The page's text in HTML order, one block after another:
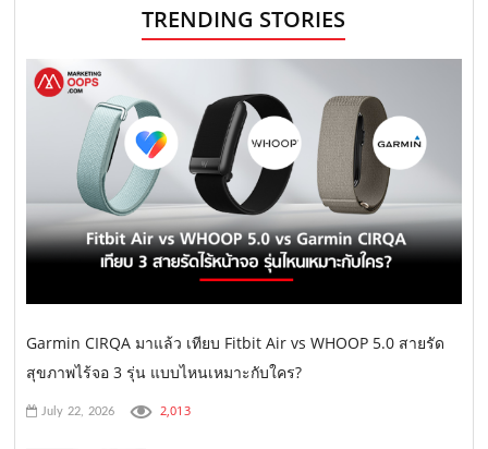
TRENDING STORIES
Garmin CIRQA มาแล้ว เทียบ Fitbit Air vs WHOOP 5.0 สายรัด
สุขภาพไร้จอ 3 รุ่น แบบไหนเหมาะกับใคร?
July 22, 2026 2,013